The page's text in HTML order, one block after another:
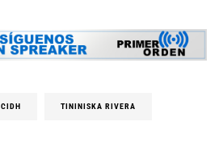
CIDH TININISKA RIVERA